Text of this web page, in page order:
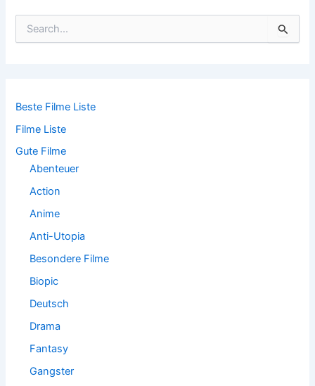
n
c
h
Beste Filme Liste
Filme Liste
Gute Filme
Abenteuer
Action
Anime
Anti-Utopia
Besondere Filme
Biopic
Deutsch
Drama
Fantasy
Gangster